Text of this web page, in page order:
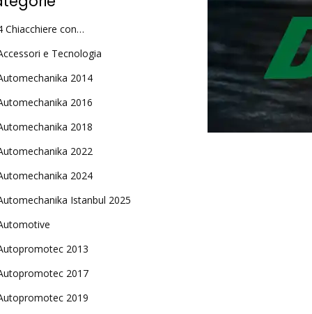
Chiacchiere con…
e Tecnologia
2014
2016
2018
2022
2024
Istanbul 2025
2013
2017
2019